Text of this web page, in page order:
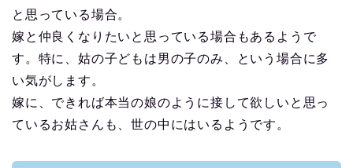
と思っている場合。
嫁と仲良くなりたいと思っている場合もあるようで
す。特に、姑の子どもは男の子のみ、という場合に多
い気がします。
嫁に、できれば本当の娘のように接して欲しいと思っ
ているお姑さんも、世の中にはいるようです。